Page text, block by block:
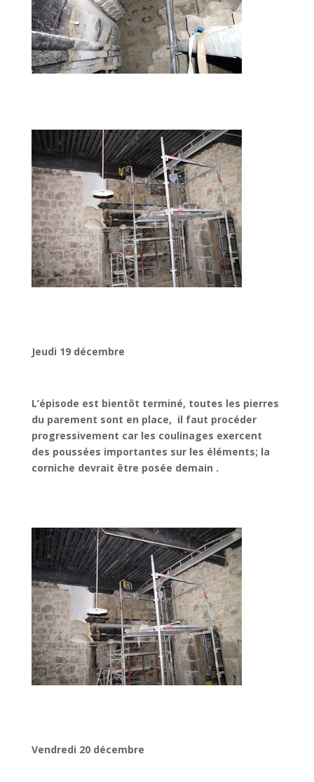
Jeudi 19 décembre
L’épisode est bientôt terminé, toutes les pierres
du parement sont en place, il faut procéder
progressivement car les coulinages exercent
des poussées importantes sur les éléments; la
corniche devrait être posée demain .
Vendredi 20 décembre